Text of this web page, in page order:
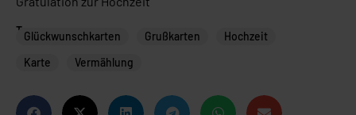
Tags
Glückwunschkarten Grußkarten
Hochzeit
Karte
Vermählung